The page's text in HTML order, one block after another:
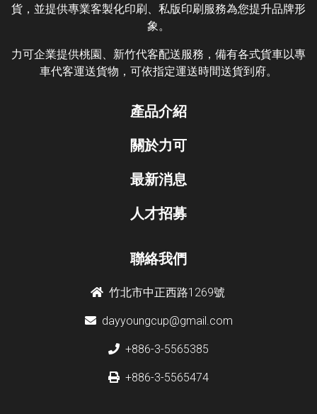
貨，並提供專業客製化印刷、私版印刷服務為您提升品牌形
象。
力可企業提供桃園、新竹代客配送服務，備有各式貨車以專
車代客運送貨物，可依指定運送時間送貨到府。
產品介紹
關於力可
最新消息
人才招募
聯絡我們
竹北市中正西路1269號
dayyoungcup@gmail.com
+886-3-5565385
+886-3-5565474